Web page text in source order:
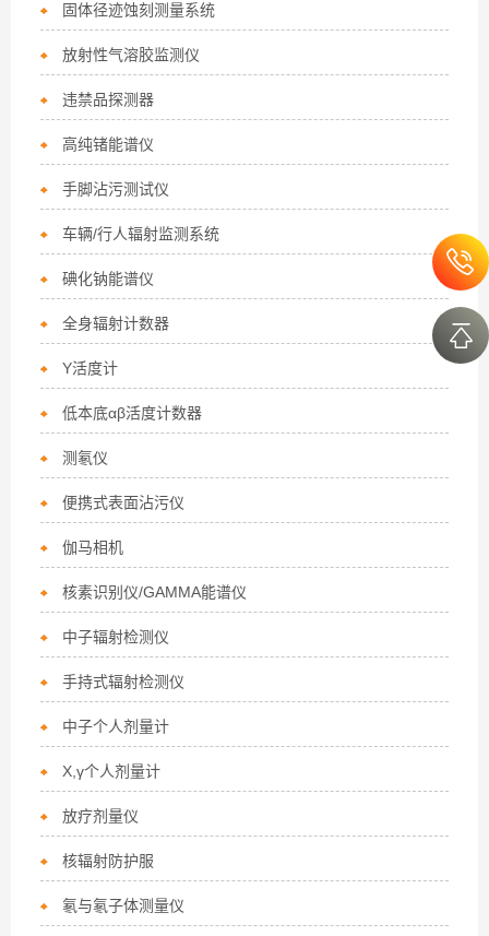
固体径迹蚀刻测量系统
放射性气溶胶监测仪
违禁品探测器
高纯锗能谱仪
手脚沾污测试仪
车辆/行人辐射监测系统
碘化钠能谱仪
全身辐射计数器
Y活度计
低本底αβ活度计数器
测氡仪
便携式表面沾污仪
伽马相机
核素识别仪/GAMMA能谱仪
中子辐射检测仪
手持式辐射检测仪
中子个人剂量计
X,γ个人剂量计
放疗剂量仪
核辐射防护服
氡与氡子体测量仪